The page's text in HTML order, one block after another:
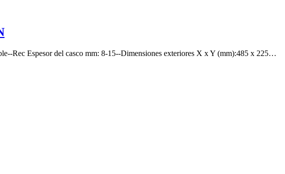
Rec Espesor del casco mm: 8-15--Dimensiones exteriores X x Y (mm):485 x 225…